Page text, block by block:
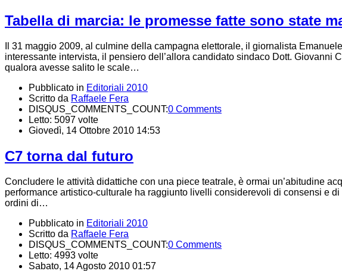
Tabella di marcia: le promesse fatte sono state
Il 31 maggio 2009, al culmine della campagna elettorale, il giornalista
interessante intervista, il pensiero dell’allora candidato sindaco Dott. Giovanni
qualora avesse salito le scale…
Pubblicato in Editoriali 2010
Scritto da Raffaele Fera
DISQUS_COMMENTS_COUNT:0 Comments
Letto: 5097 volte
Giovedì, 14 Ottobre 2010 14:53
C7 torna dal futuro
Concludere le attività didattiche con una piece teatrale, è ormai un’abitudine
performance artistico-culturale ha raggiunto livelli considerevoli di consensi e
ordini di…
Pubblicato in Editoriali 2010
Scritto da Raffaele Fera
DISQUS_COMMENTS_COUNT:0 Comments
Letto: 4993 volte
Sabato, 14 Agosto 2010 01:57